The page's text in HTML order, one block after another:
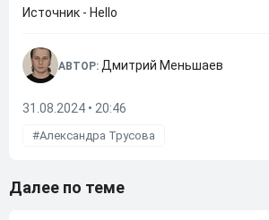
Источник - Hello
АВТОР: Дмитрий Меньшаев
31.08.2024 • 20:46
Александра Трусова
Далее по теме